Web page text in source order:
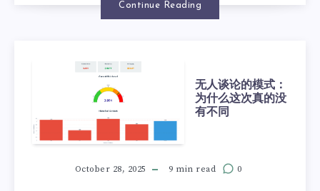
Continue Reading
无人谈论的模式：
为什么这次真的没
有不同
October 28, 2025 9 min read 0